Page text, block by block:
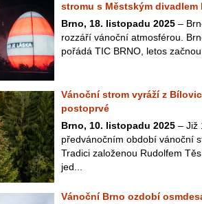
stromu s Městským divadlem
Brno, 18. listopadu 2025 –
rozzáří vánoční atmosférou.
pořádá TIC BRNO, letos
Vánoční strom vyráží z
postoprvé
Brno, 10. listopadu 2025 – Již
předvánočním období vánoční
Tradici založenou Rudolfem
jed...
Vánoční Brno ozdobí